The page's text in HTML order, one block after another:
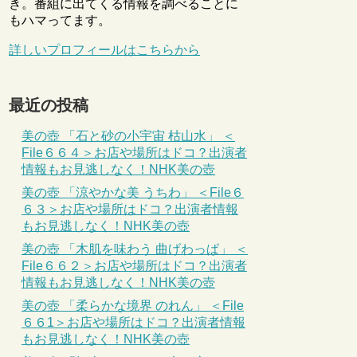
き。番組に出てくる情報を調べることに
もハマってます。
詳しいプロフィールはこちらから
最近の投稿
美の壺 「石と砂の小宇宙 枯山水」 ＜
File６６４＞お店や場所はドコ？出演者
情報もお見逃しなく！NHK美の壺
美の壺 「涼やかな美 うちわ」 ＜File６
６３＞お店や場所はドコ？出演者情報
もお見逃しなく！NHK美の壺
美の壺 「木肌を味わう 曲げわっぱ」 ＜
File６６２＞お店や場所はドコ？出演者
情報もお見逃しなく！NHK美の壺
美の壺 「柔らかな境界 のれん」 ＜File
６６1＞お店や場所はドコ？出演者情報
もお見逃しなく！NHK美の壺